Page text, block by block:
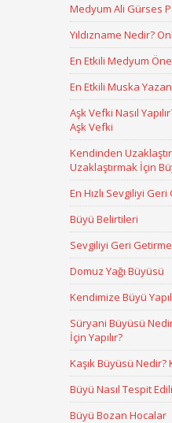
Medyum Ali Gürses
Yıldızname Nedir?
En Etkili Medyum
En Etkili Muska
Aşk Vefki Nasıl
Aşk Vefki
Kendinden
Uzaklaştırmak İçin
En Hızlı Sevgiliyi
Büyü Belirtileri
Sevgiliyi Geri
Domuz Yağı Büyüsü
Kendimize Büyü
Süryani Büyüsü
İçin Yapılır?
Kaşık Büyüsü Nedir?
Büyü Nasıl Tespit
Büyü Bozan Hocalar